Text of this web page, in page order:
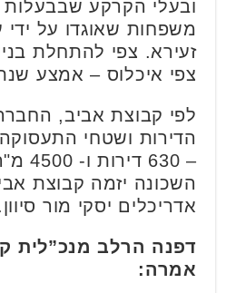
משפחות שאוגדו על ידי
צפי איכלוס – אמצע שנת
לפי קבוצת אביב,
הדירות ושטחי התעסוקה
– 630 דירות ו- 4500 מ"ר שטחי מסחר.
השכונה יזמה קבוצת
אדריכלים יסקי מור
דפנה הרלב מנכ”לית
אמרה: